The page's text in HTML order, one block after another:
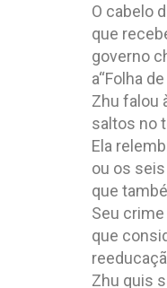
O cabelo
que
governo
a“Folha
Zhu falou
saltos no
Ela
ou os
que
Seu
que
Zhu quis